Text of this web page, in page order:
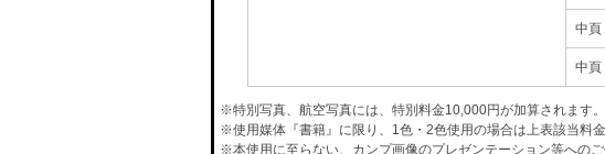
中頁
中頁
※特別写真、航空写真には、特別料金10,000円が加算されます。
※使用媒体『書籍』に限り、1色・2色使用の場合は上表該当料金
※本使用に至らない、カンプ画像のプレゼンテーション等への